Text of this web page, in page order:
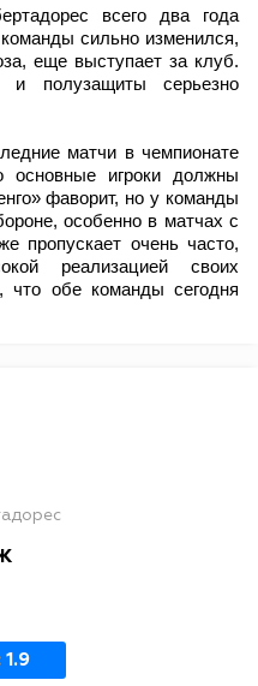
всего два года
сильно изменился,
еще выступает за клуб.
полузащиты серьезно
матчи в чемпионате
основные игроки должны
фаворит, но у команды
особенно в матчах с
пропускает очень часто,
реализацией своих
что обе команды сегодня
1.9